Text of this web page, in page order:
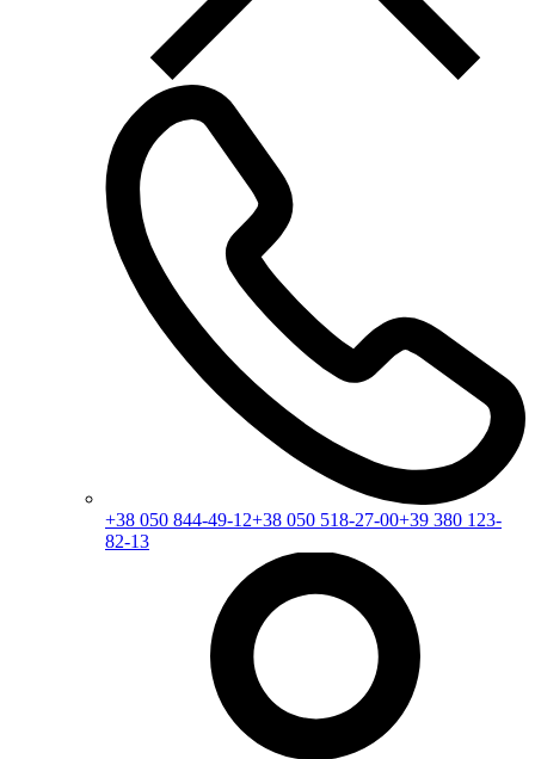
+38 050 844-49-12+38 050 518-27-00+39 380 123-
82-13